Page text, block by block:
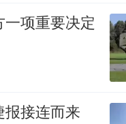
项重要决定
接连而来